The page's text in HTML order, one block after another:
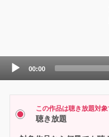
Audio
00:00
この作品は聴き放題対
聴き放題